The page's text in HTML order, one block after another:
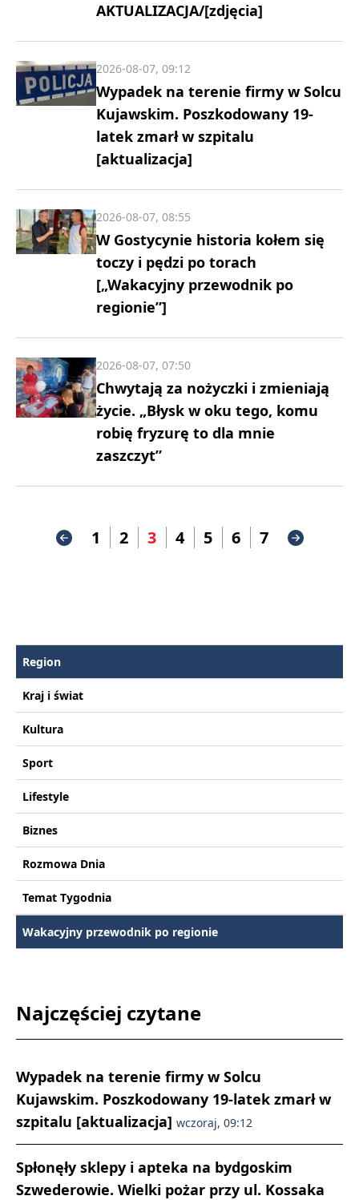
AKTUALIZACJA/[zdjęcia]
Wypadek na terenie firmy w Solcu
Kujawskim. Poszkodowany 19-
latek zmarł w szpitalu
[aktualizacja]
2026-08-07, 09:12
W Gostycynie historia kołem się
toczy i pędzi po torach
[„Wakacyjny przewodnik po
regionie”]
2026-08-07, 08:55
Chwytają za nożyczki i zmieniają
życie. „Błysk w oku tego, komu
robię fryzurę to dla mnie
zaszczyt”
2026-08-07, 07:50
1 2 3 4 5 6 7
Region
Kraj i świat
Kultura
Sport
Lifestyle
Biznes
Rozmowa Dnia
Temat Tygodnia
Wakacyjny przewodnik po regionie
Najczęściej czytane
Wypadek na terenie firmy w Solcu
Kujawskim. Poszkodowany 19-latek zmarł w
szpitalu [aktualizacja] wczoraj, 09:12
Spłonęły sklepy i apteka na bydgoskim
Szwederowie. Wielki pożar przy ul. Kossaka